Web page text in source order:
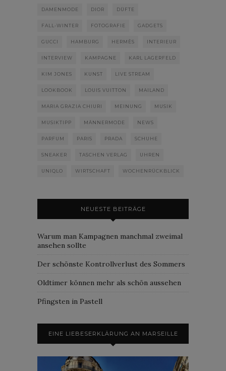
DAMENMODE DIOR DÜFTE
FALL-WINTER FOTOGRAFIE GADGETS
GUCCI HAMBURG HERMÈS INTERIEUR
INTERVIEW KAMPAGNE KARL LAGERFELD
KIM JONES KUNST LIVE STREAM
LOOKBOOK LOUIS VUITTON MAILAND
MARIA GRAZIA CHIURI MEINUNG MUSIK
MUSIKTIPP MÄNNERMODE NEWS
PARFUM PARIS PRADA SCHUHE
SNEAKER TASCHEN VERLAG UHREN
UNIQLO WIRTSCHAFT WOCHENRÜCKBLICK
NEUESTE BEITRÄGE
Warum man Kampagnen manchmal zweimal
ansehen sollte
Der schönste Kontrollverlust des Sommers
Oldtimer können mehr als schön aussehen
Pfingsten in Pastell
EINE LIEBESERKLÄRUNG AN MARSEILLE